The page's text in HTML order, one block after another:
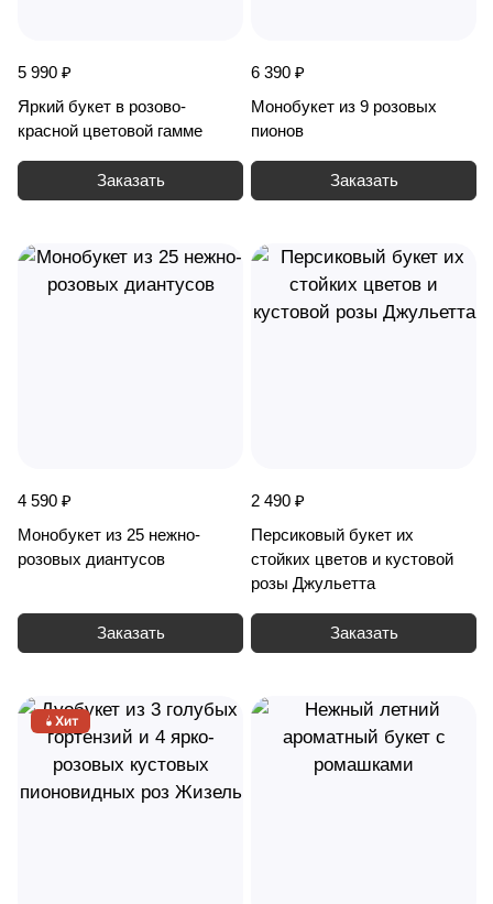
5 990 ₽
Яркий букет в розово-
красной цветовой гамме
Заказать
6 390 ₽
Монобукет из 9 розовых
пионов
Заказать
4 590 ₽
Монобукет из 25 нежно-
розовых диантусов
Заказать
2 490 ₽
Персиковый букет их
стойких цветов и кустовой
розы Джульетта
Заказать
Хит